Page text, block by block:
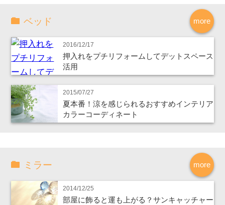
more
ベッド
2016/12/17
押入れをプチリフォームしてデットスペース
活用
2015/07/27
夏本番！涼を感じられるおすすめインテリア
カラーコーディネート
more
ミラー
2014/12/25
部屋に飾ると運も上がる？サンキャッチャー